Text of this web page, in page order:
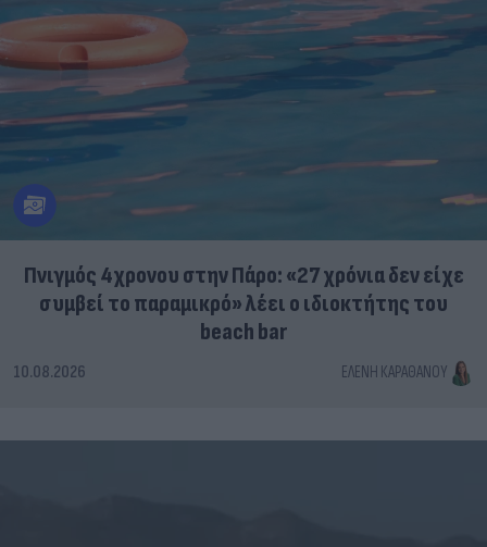
Πνιγμός 4χρονου στην Πάρο: «27 χρόνια δεν είχε
συμβεί το παραμικρό» λέει ο ιδιοκτήτης του
beach bar
10.08.2026 ΕΛΈΝΗ ΚΑΡΑΘΆΝΟΥ